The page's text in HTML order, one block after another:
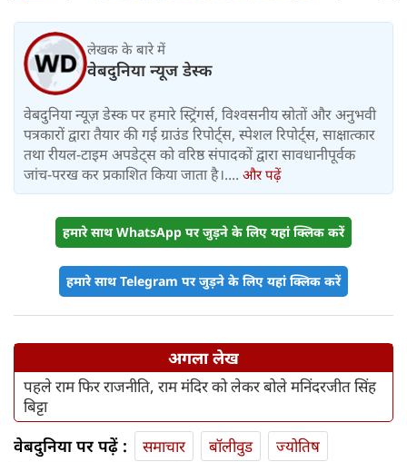
लेखक के बारे में
वेबदुनिया न्यूज डेस्क
वेबदुनिया न्यूज़ डेस्क पर हमारे स्ट्रिंगर्स, विश्वसनीय स्रोतों और अनुभवी
पत्रकारों द्वारा तैयार की गई ग्राउंड रिपोर्ट्स, स्पेशल रिपोर्ट्स, साक्षात्कार
तथा रीयल-टाइम अपडेट्स को वरिष्ठ संपादकों द्वारा सावधानीपूर्वक
जांच-परख कर प्रकाशित किया जाता है।.... और पढ़ें
हमारे साथ WhatsApp पर जुड़ने के लिए यहां क्लिक करें
हमारे साथ Telegram पर जुड़ने के लिए यहां क्लिक करें
अगला लेख
पहले राम फिर राजनीति, राम मंदिर को लेकर बोले मनिंदरजीत सिंह
बिट्टा
वेबदुनिया पर पढ़ें : समाचार बॉलीवुड
ज्योतिष